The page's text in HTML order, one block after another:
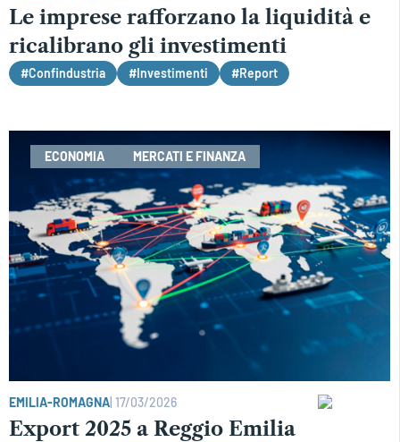
Le imprese rafforzano la liquidità e
ricalibrano gli investimenti
#Confindustria #Investimenti #Report
ECONOMIA MERCATI E FINANZA
EMILIA-ROMAGNA 17/03/2026
Export 2025 a Reggio Emilia